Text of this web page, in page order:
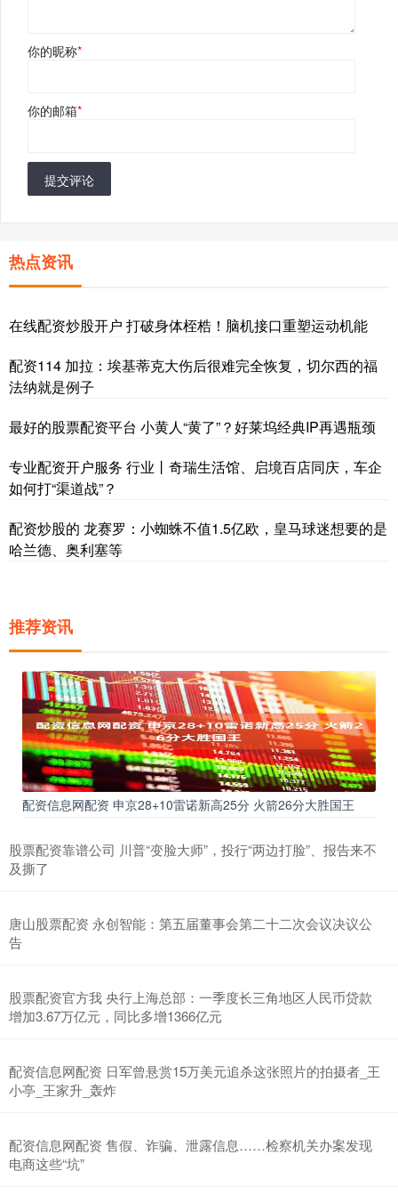
你的昵称*
你的邮箱*
提交评论
热点资讯
在线配资炒股开户 打破身体桎梏！脑机接口重塑运动机能
配资114 加拉：埃基蒂克大伤后很难完全恢复，切尔西的福
法纳就是例子
最好的股票配资平台 小黄人“黄了”？好莱坞经典IP再遇瓶颈
专业配资开户服务 行业丨奇瑞生活馆、启境百店同庆，车企
如何打“渠道战”？
配资炒股的 龙赛罗：小蜘蛛不值1.5亿欧，皇马球迷想要的是
哈兰德、奥利塞等
推荐资讯
配资信息网配资 申京28+10雷诺新高25分 火箭26分大胜国王
股票配资靠谱公司 川普“变脸大师”，投行“两边打脸”、报告来不
及撕了
唐山股票配资 永创智能：第五届董事会第二十二次会议决议公
告
股票配资官方我 央行上海总部：一季度长三角地区人民币贷款
增加3.67万亿元，同比多增1366亿元
配资信息网配资 日军曾悬赏15万美元追杀这张照片的拍摄者_王
小亭_王家升_轰炸
配资信息网配资 售假、诈骗、泄露信息……检察机关办案发现
电商这些“坑”